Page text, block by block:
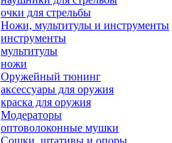
очки для стрельбы
Ножи, мультитулы и инструменты
инструменты
мультитулы
ножи
Оружейный тюнинг
аксессуары для оружия
краска для оружия
Модераторы
оптоволоконные мушки
Сошки, штативы и опоры